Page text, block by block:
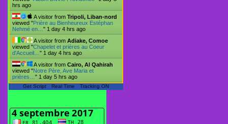
hrs ago
A visitor from Tripoli, Liban-nord
viewed "Prière au Bienheureux Estéphan
Nehmé en… " 1 day 4 hrs ago
A visitor from Adiake, Comoe
viewed "Chapelet et prières au Coeur
d'Accueil… " 1 day 4 hrs ago
A visitor from Cairo, Al Qahirah
viewed "Notre Père, Ave Maria et
prières… " 1 day 5 hrs ago
Get Script Real Time Tracking ON